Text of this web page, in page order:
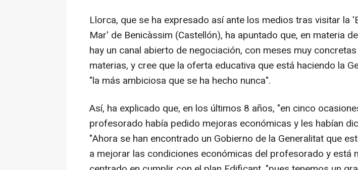
Llorca, que se ha expresado así ante los medios tras visitar la
Mar' de Benicàssim (Castellón), ha apuntado que, en materia
hay un canal abierto de negociación, con meses muy
materias, y cree que la oferta educativa que está haciendo la
"la más ambiciosa que se ha hecho nunca".
Así, ha explicado que, en los últimos 8 años, "en cinco
profesorado había pedido mejoras económicas y les habían
"Ahora se han encontrado un Gobierno de la Generalitat que
a mejorar las condiciones económicas del profesorado y está